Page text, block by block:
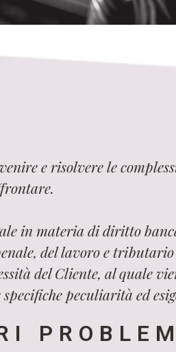
e risolvere le
in materia di diritto
del lavoro e
del Cliente, al quale
peculiarità ed